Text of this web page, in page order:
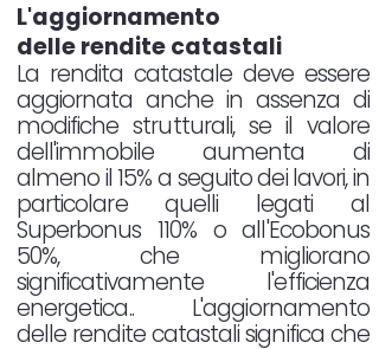
L'aggiornamento
delle rendite catastali
La rendita catastale deve essere
aggiornata anche in assenza di
modifiche strutturali, se il valore
dell'immobile aumenta di
almeno il 15% a seguito dei lavori, in
particolare quelli legati al
Superbonus 110% o all'Ecobonus
50%, che migliorano
significativamente l'efficienza
energetica.. L'aggiornamento
delle rendite catastali significa che